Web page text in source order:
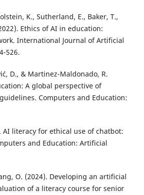
K., Sutherland, E., Baker, T.,
Ethics of AI in education:
International Journal of Artificial
526.
D., & Martinez-Maldonado, R.
A global perspective of
Computers and Education:
AI literacy for ethical use of chatbot:
and Education: Artificial
O. (2024). Developing an artificial
of a literacy course for senior